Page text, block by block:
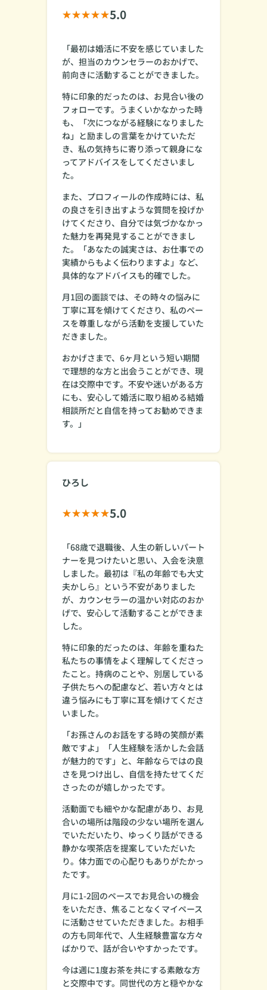
5.0
「最初は婚活に不安を感じていました
が、担当のカウンセラーのおかげで、
前向きに活動することができました。
特に印象的だったのは、お見合い後の
フォローです。うまくいかなかった時
も、「次につながる経験になりました
ね」と励ましの言葉をかけていただ
き、私の気持ちに寄り添って親身にな
ってアドバイスをしてくださいまし
た。
また、プロフィールの作成時には、私
の良さを引き出すような質問を投げか
けてくださり、自分では気づかなかっ
た魅力を再発見することができまし
た。「あなたの誠実さは、お仕事での
実績からもよく伝わりますよ」など、
具体的なアドバイスも的確でした。
月1回の面談では、その時々の悩みに
丁寧に耳を傾けてくださり、私のペー
スを尊重しながら活動を支援していた
だきました。
おかげさまで、6ヶ月という短い期間
で理想的な方と出会うことができ、現
在は交際中です。不安や迷いがある方
にも、安心して婚活に取り組める結婚
相談所だと自信を持ってお勧めできま
す。」
ひろし
5.0
「68歳で退職後、人生の新しいパート
ナーを見つけたいと思い、入会を決意
しました。最初は『私の年齢でも大丈
夫かしら』という不安がありました
が、カウンセラーの温かい対応のおか
げで、安心して活動することができま
した。
特に印象的だったのは、年齢を重ねた
私たちの事情をよく理解してくださっ
たこと。持病のことや、別居している
子供たちへの配慮など、若い方々とは
違う悩みにも丁寧に耳を傾けてくださ
いました。
「お孫さんのお話をする時の笑顔が素
敵ですよ」「人生経験を活かした会話
が魅力的です」と、年齢ならではの良
さを見つけ出し、自信を持たせてくだ
さったのが嬉しかったです。
活動面でも細やかな配慮があり、お見
合いの場所は階段の少ない場所を選ん
でいただいたり、ゆっくり話ができる
静かな喫茶店を提案していただいた
り。体力面での心配りもありがたかっ
たです。
月に1-2回のペースでお見合いの機会
をいただき、焦ることなくマイペース
に活動させていただきました。お相手
の方も同年代で、人生経験豊富な方々
ばかりで、話が合いやすかったです。
今は週に1度お茶を共にする素敵な方
と交際中です。同世代の方と穏やかな